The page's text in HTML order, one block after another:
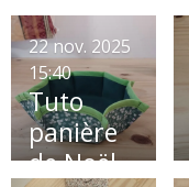
e
Tuto
panière
de Noël
22 nov. 2025
15:40